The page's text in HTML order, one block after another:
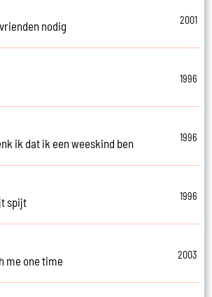
nodig
2001
1996
ik dat ik een weeskind ben
1996
spijt
1996
me one time
2003